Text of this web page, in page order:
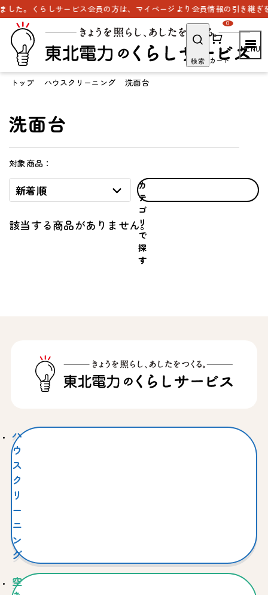
た。くらしサービス会員の方は、マイページより会員情報の引き継ぎを
検索 カート
0
トップ ハウスクリーニング 洗面台
洗面台
対象商品：
新着順
カ
テ
ゴ
リ
で
探
す
該当する商品がありません。
ハ
ウ
ス
ク
リ
ー
ニ
ン
グ
空